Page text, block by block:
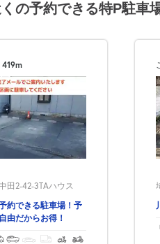
日 (水)
20日 (木)
の予約できる特P駐車
419m
田2-42-3TAハウス
約できる駐車場！予
由だからお得！